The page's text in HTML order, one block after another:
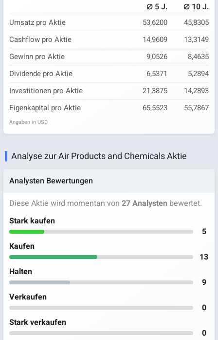
⌀ 5 J. ⌀ 10 J.
Umsatz pro Aktie 53,6200
45,8305
Cashflow pro Aktie
14,9609
13,3149
Gewinn pro Aktie
9,0526
8,4635
Dividende pro Aktie
6,5371
5,2894
Investitionen pro Aktie
21,3875
14,2893
Eigenkapital pro Aktie
65,5523 55,7867
Angaben in USD
Analyse zur Air Products and Chemicals Aktie
Analysten Bewertungen
Diese Aktie wird momentan von 27 Analysten bewertet.
Stark kaufen
5
Kaufen
13
Halten
9
Verkaufen
0
Stark verkaufen
0